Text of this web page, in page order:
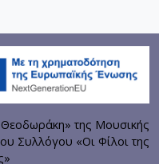
της Μουσικής
Συλλόγου «Οι Φίλοι της